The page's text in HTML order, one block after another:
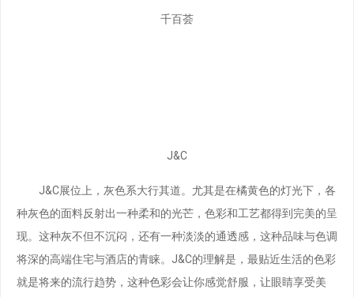
千百荟
J&C
J&C展位上，灰色系大行其道。尤其是在橘黄色的灯光下，各
种灰色的面料反射出一种柔和的光芒，色彩和工艺都得到完美的呈
现。这种灰不但不沉闷，还有一种淡淡的通透感，这种品味与色调
将深的高端住宅与酒店的青睐。J&C的理解是，最贴近生活的色彩
就是将来的流行趋势，这种色彩会让你感觉舒服，让眼睛享受美